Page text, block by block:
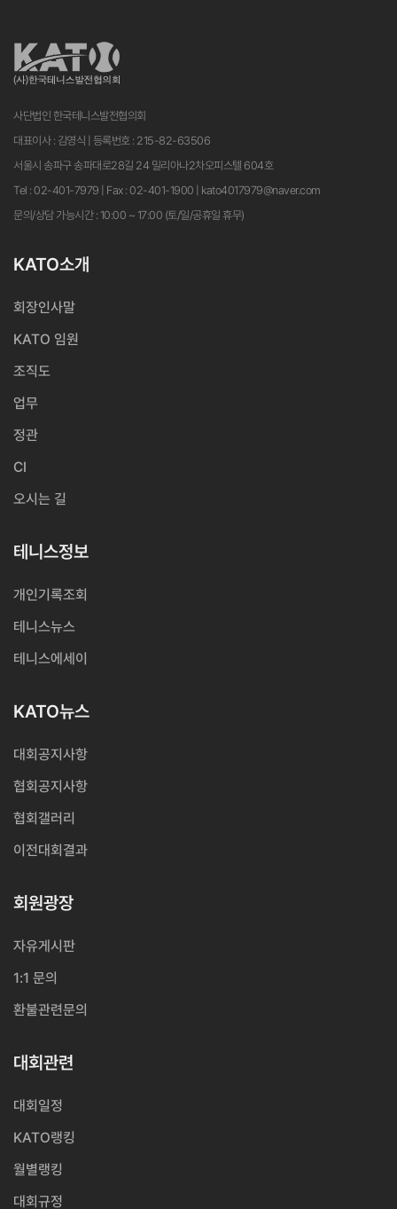
사단법인 한국테니스발전협의회
대표이사 : 김영식 | 등록번호 : 215-82-63506
서울시 송파구 송파대로28길 24 밀리아나2차오피스텔 604호
Tel : 02-401-7979 | Fax : 02-401-1900 | kato4017979@naver.com
문의/상담 가능시간 : 10:00 ~ 17:00 (토/일/공휴일 휴무)
KATO소개
회장인사말
KATO 임원
조직도
업무
정관
CI
오시는 길
테니스정보
개인기록조회
테니스뉴스
테니스에세이
KATO뉴스
대회공지사항
협회공지사항
협회갤러리
이전대회결과
회원광장
자유게시판
1:1 문의
환불관련문의
대회관련
대회일정
KATO랭킹
월별랭킹
대회규정